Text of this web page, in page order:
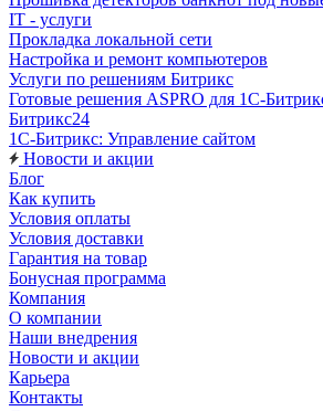
IT - услуги
Прокладка локальной сети
Настройка и ремонт компьютеров
Услуги по решениям Битрикс
Готовые решения ASPRO для 1С-
Битрикс24
1С-Битрикс: Управление сайтом
Новости и акции
Блог
Как купить
Условия оплаты
Условия доставки
Гарантия на товар
Бонусная программа
Компания
О компании
Наши внедрения
Новости и акции
Карьера
Контакты